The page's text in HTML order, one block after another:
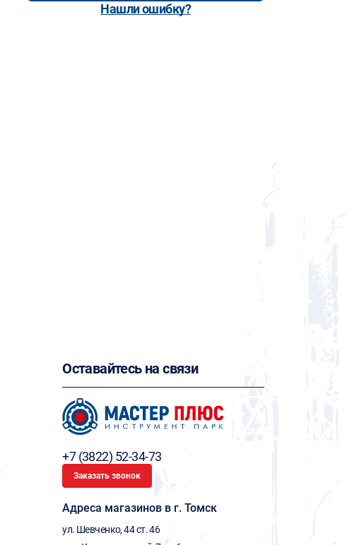
Нашли ошибку?
Оставайтесь на связи
+7 (3822) 52-34-73
Заказать звонок
Адреса магазинов в г. Томск
ул. Шевченко, 44 ст. 46